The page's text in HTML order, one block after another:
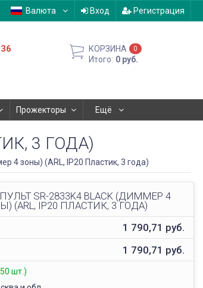
Валюта Вход Регистрация
КОРЗИНА 0
Итого: 0 руб.
Прожекторы Ещё
3 ГОДА)
4 зоны) (ARL, IP20 Пластик, 3 года)
SR-2833K4 BLACK (ДИММЕР 4
(ARL, IP20 ПЛАСТИК, 3 ГОДА)
1 790,71 руб.
1 790,71 руб.
шт.)